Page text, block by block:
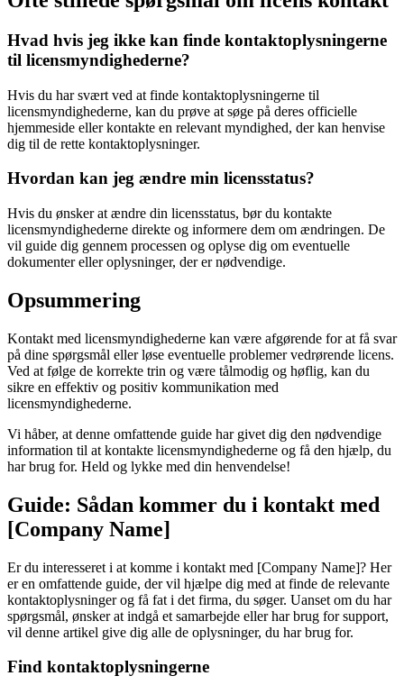
Hvad hvis jeg ikke kan finde kontaktoplysningerne
til licensmyndighederne?
Hvis du har svært ved at finde kontaktoplysningerne til
licensmyndighederne, kan du prøve at søge på deres officielle
hjemmeside eller kontakte en relevant myndighed, der kan henvise
dig til de rette kontaktoplysninger.
Hvordan kan jeg ændre min licensstatus?
Hvis du ønsker at ændre din licensstatus, bør du kontakte
licensmyndighederne direkte og informere dem om ændringen. De
vil guide dig gennem processen og oplyse dig om eventuelle
dokumenter eller oplysninger, der er nødvendige.
Opsummering
Kontakt med licensmyndighederne kan være afgørende for at få svar
på dine spørgsmål eller løse eventuelle problemer vedrørende licens.
Ved at følge de korrekte trin og være tålmodig og høflig, kan du
sikre en effektiv og positiv kommunikation med
licensmyndighederne.
Vi håber, at denne omfattende guide har givet dig den nødvendige
information til at kontakte licensmyndighederne og få den hjælp, du
har brug for. Held og lykke med din henvendelse!
Guide: Sådan kommer du i kontakt med
[Company Name]
Er du interesseret i at komme i kontakt med [Company Name]? Her
er en omfattende guide, der vil hjælpe dig med at finde de relevante
kontaktoplysninger og få fat i det firma, du søger. Uanset om du har
spørgsmål, ønsker at indgå et samarbejde eller har brug for support,
vil denne artikel give dig alle de oplysninger, du har brug for.
Find kontaktoplysningerne